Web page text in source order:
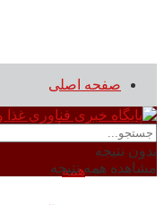
صفحه اصلی
سرویس های خبری
همه
بدون نتیجه
مشاهده همه نتیجه